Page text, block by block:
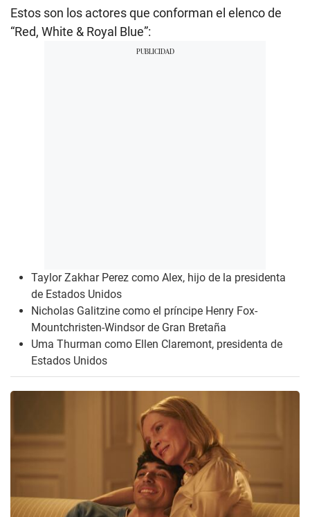
Estos son los actores que conforman el elenco de
“Red, White & Royal Blue”:
Taylor Zakhar Perez como Alex, hijo de la presidenta
de Estados Unidos
Nicholas Galitzine como el príncipe Henry Fox-
Mountchristen-Windsor de Gran Bretaña
Uma Thurman como Ellen Claremont, presidenta de
Estados Unidos